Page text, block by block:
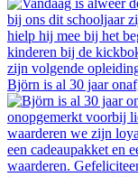
Björn is al 30 jaar